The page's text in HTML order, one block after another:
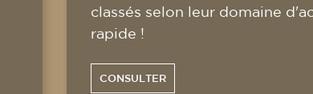
classés selon leur domaine
rapide !
CONSULTER